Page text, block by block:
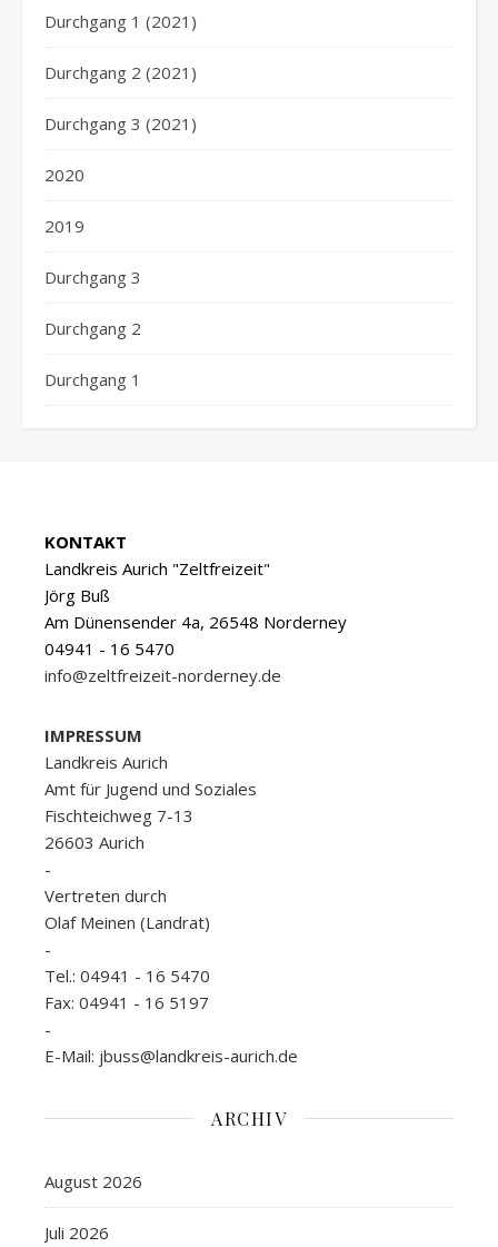
Durchgang 1 (2021)
Durchgang 2 (2021)
Durchgang 3 (2021)
2020
2019
Durchgang 3
Durchgang 2
Durchgang 1
KONTAKT
Landkreis Aurich "Zeltfreizeit"
Jörg Buß
Am Dünensender 4a, 26548 Norderney
04941 - 16 5470
info@zeltfreizeit-norderney.de
IMPRESSUM
Landkreis Aurich
Amt für Jugend und Soziales
Fischteichweg 7-13
26603 Aurich
-
Vertreten durch
Olaf Meinen (Landrat)
-
Tel.: 04941 - 16 5470
Fax: 04941 - 16 5197
-
E-Mail: jbuss@landkreis-aurich.de
ARCHIV
August 2026
Juli 2026